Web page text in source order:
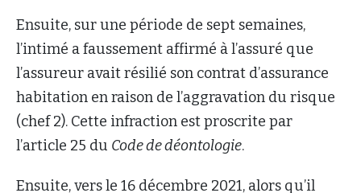
Ensuite, sur une période de sept semaines,
l’intimé a faussement affirmé à l’assuré que
l’assureur avait résilié son contrat d’assurance
habitation en raison de l’aggravation du risque
(chef 2). Cette infraction est proscrite par
l’article 25 du Code de déontologie.
Ensuite, vers le 16 décembre 2021, alors qu’il